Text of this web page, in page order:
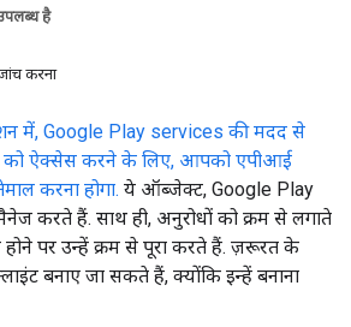
है
करना
में, Google Play services की मदद से
को ऐक्सेस करने के लिए, आपको एपीआई
करना होगा. ये ऑब्जेक्ट, Google Play
करते हैं. साथ ही, अनुरोधों को क्रम से लगाते
पर उन्हें क्रम से पूरा करते हैं. ज़रूरत के
बनाए जा सकते हैं, क्योंकि इन्हें बनाना